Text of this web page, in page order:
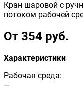
Кран шаровой с
потоком рабочей
От 354 руб.
Характеристики
Рабочая среда:
—